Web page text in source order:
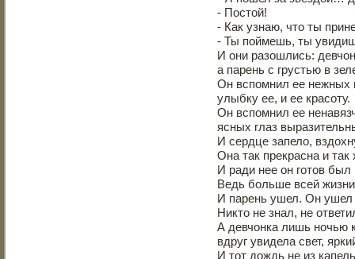
- Постой!
- Как узнаю, что ты
- Ты поймешь, ты
И они разошлись:
а парень с грустью в
Он вспомнил ее нежных
улыбку ее, и ее красоту.
Он вспомнил ее
ясных глаз
И сердце запело,
Она так прекрасна и
И ради нее он готов был
Ведь больше всей
И парень ушел. Он ушел
Никто не знал, не
А девчонка лишь ночью
вдруг увидела свет,
И тот дождь не из